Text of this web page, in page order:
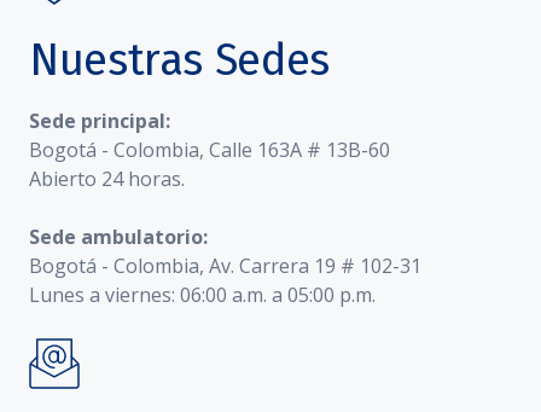
Nuestras Sedes
Sede principal:
Bogotá - Colombia, Calle 163A # 13B-60
Abierto 24 horas.
Sede ambulatorio:
Bogotá - Colombia, Av. Carrera 19 # 102-31
Lunes a viernes: 06:00 a.m. a 05:00 p.m.